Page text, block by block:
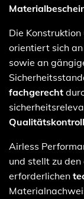
Die
orientiert sich an
sowie an
fachgerecht
Airless
und stellt zu
erforderlichen